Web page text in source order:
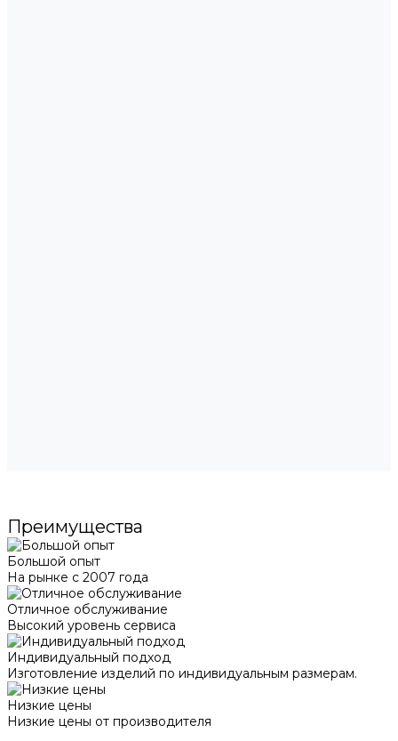
Преимущества
Большой опыт
На рынке с 2007 года
Отличное обслуживание
Высокий уровень сервиса
Индивидуальный подход
Изготовление изделий по индивидуальным размерам.
Низкие цены
Низкие цены от производителя